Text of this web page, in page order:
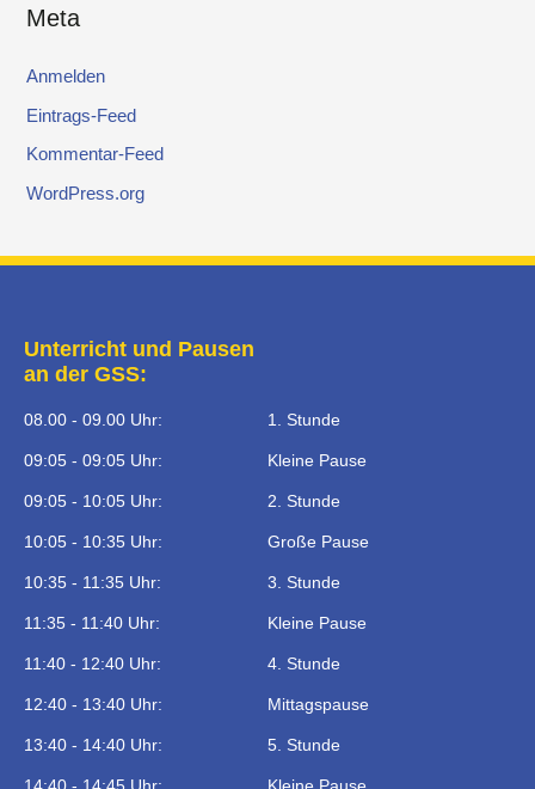
Meta
Anmelden
Eintrags-Feed
Kommentar-Feed
WordPress.org
Unterricht und Pausen
an der GSS:
08.00 - 09.00 Uhr: 1. Stunde
09:05 - 09:05 Uhr: Kleine Pause
09:05 - 10:05 Uhr: 2. Stunde
10:05 - 10:35 Uhr: Große Pause
10:35 - 11:35 Uhr: 3. Stunde
11:35 - 11:40 Uhr: Kleine Pause
11:40 - 12:40 Uhr: 4. Stunde
12:40 - 13:40 Uhr: Mittagspause
13:40 - 14:40 Uhr: 5. Stunde
14:40 - 14:45 Uhr: Kleine Pause